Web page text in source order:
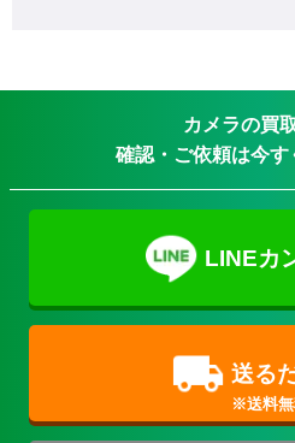
カメラの買
確認・ご依頼は今す
LINEカ
送る